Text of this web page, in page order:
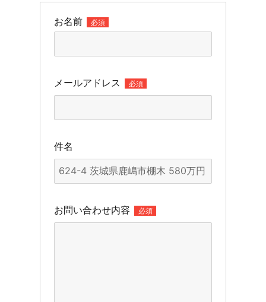
お名前 必須
メールアドレス 必須
件名
お問い合わせ内容 必須